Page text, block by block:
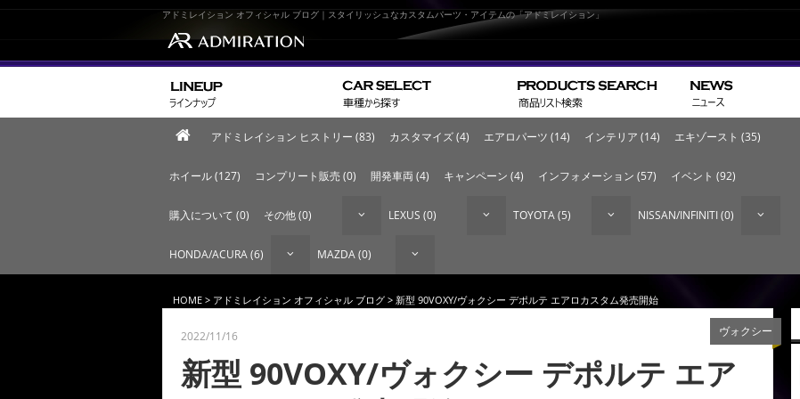
アドミレイション オフィシャル ブログ｜スタイリッシュなカスタムパーツ・アイテムの「アドミレイション」
アドミレイション ヒストリー (83) カスタマイズ (4) エアロパーツ (14) インテリア (14) エキゾースト (35)
ホイール (127) コンプリート販売 (0) 開発車両 (4) キャンペーン (4) インフォメーション (57) イベント (92)
購入について (0) その他 (0) LEXUS (0) TOYOTA (5) NISSAN/INFINITI (0)
HONDA/ACURA (6) MAZDA (0)
HOME > アドミレイション オフィシャル ブログ > 新型 90VOXY/ヴォクシー デポルテ エアロカスタム発売開始
ヴォクシー
2022/11/16
新型 90VOXY/ヴォクシー デポルテ エア